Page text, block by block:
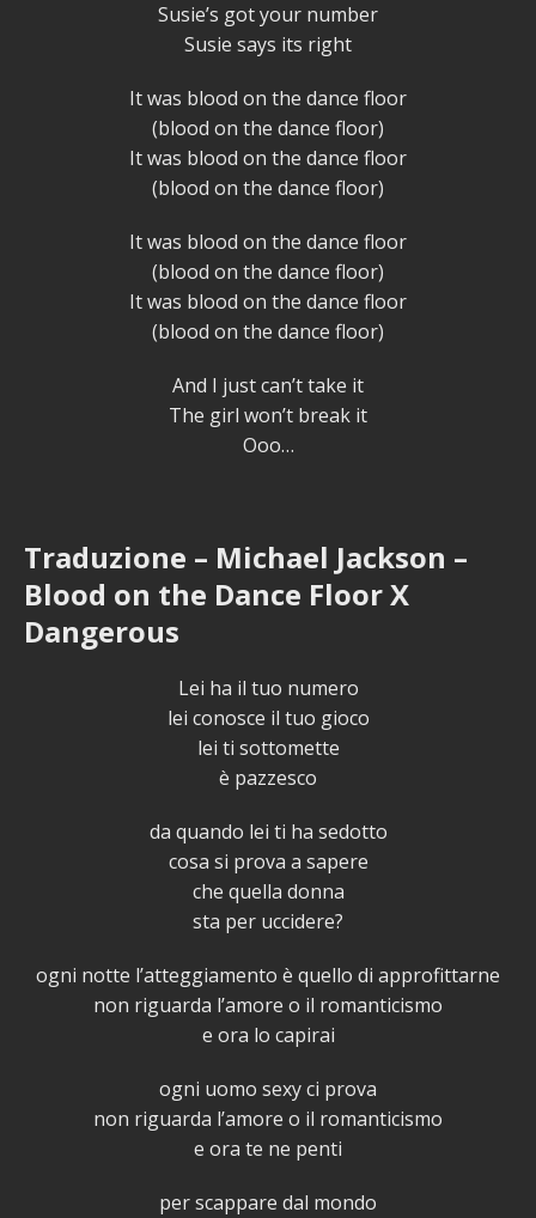
Susie’s got your number
Susie says its right
It was blood on the dance floor
(blood on the dance floor)
It was blood on the dance floor
(blood on the dance floor)
It was blood on the dance floor
(blood on the dance floor)
It was blood on the dance floor
(blood on the dance floor)
And I just can’t take it
The girl won’t break it
Ooo…
Traduzione – Michael Jackson –
Blood on the Dance Floor X
Dangerous
Lei ha il tuo numero
lei conosce il tuo gioco
lei ti sottomette
è pazzesco
da quando lei ti ha sedotto
cosa si prova a sapere
che quella donna
sta per uccidere?
ogni notte l’atteggiamento è quello di approfittarne
non riguarda l’amore o il romanticismo
e ora lo capirai
ogni uomo sexy ci prova
non riguarda l’amore o il romanticismo
e ora te ne penti
per scappare dal mondo